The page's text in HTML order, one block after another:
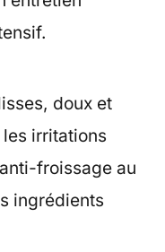
doux et
irritations
froissage au
ingrédients